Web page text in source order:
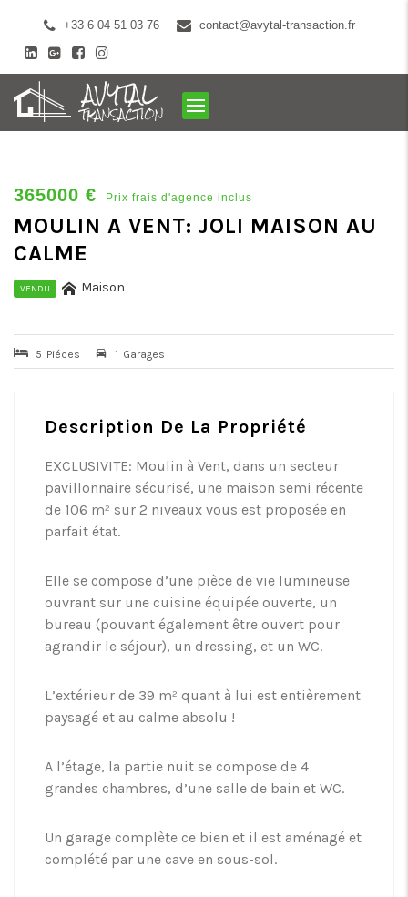
+33 6 04 51 03 76 contact@avytal-transaction.fr
365000 € Prix frais d'agence inclus
MOULIN A VENT: JOLI MAISON AU
CALME
VENDU Maison
5 Piéces 1 Garages
Description De La Propriété
EXCLUSIVITE: Moulin à Vent, dans un secteur
pavillonnaire sécurisé, une maison semi récente
de 106 m² sur 2 niveaux vous est proposée en
parfait état.
Elle se compose d’une pièce de vie lumineuse
ouvrant sur une cuisine équipée ouverte, un
bureau (pouvant également être ouvert pour
agrandir le séjour), un dressing, et un WC.
L’extérieur de 39 m² quant à lui est entièrement
paysagé et au calme absolu !
A l’étage, la partie nuit se compose de 4
grandes chambres, d’une salle de bain et WC.
Un garage complète ce bien et il est aménagé et
complété par une cave en sous-sol.